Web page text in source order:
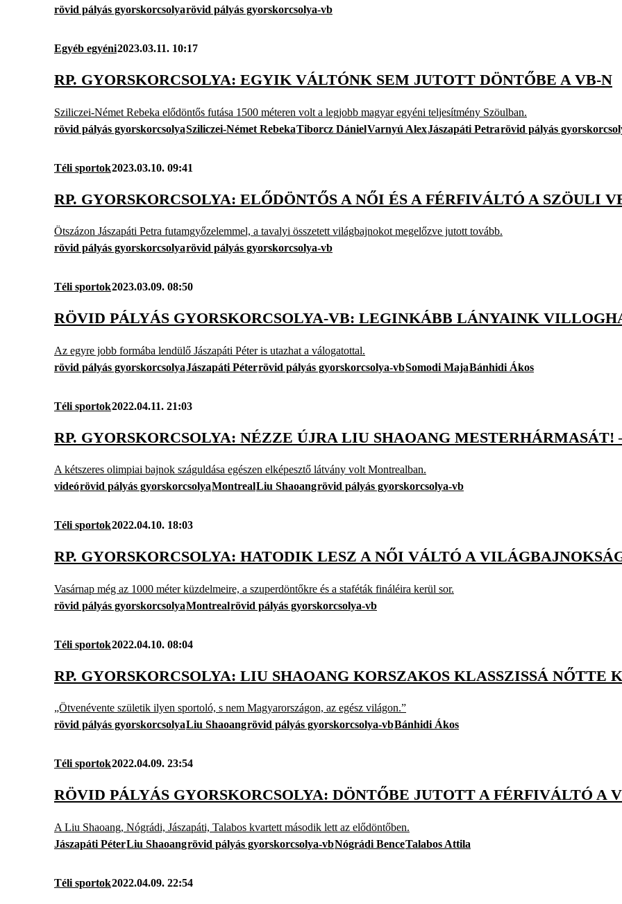
rövid pályás gyorskorcsolyarövid pályás gyorskorcsolya-vb
Egyéb egyéni2023.03.11. 10:17
RP. GYORSKORCSOLYA: EGYIK VÁLTÓNK SEM JUTOTT DÖNTŐBE A VB-N
Sziliczei-Német Rebeka elődöntős futása 1500 méteren volt a legjobb magyar egyéni teljesítmény Szöulban.
rövid pályás gyorskorcsolyaSziliczei-Német RebekaTiborcz DánielVarnyú AlexJászapáti Petrarövid pályás
Téli sportok2023.03.10. 09:41
RP. GYORSKORCSOLYA: ELŐDÖNTŐS A NŐI ÉS A FÉRFIVÁLTÓ A SZÖULI
Ötszázon Jászapáti Petra futamgyőzelemmel, a tavalyi összetett világbajnokot megelőzve jutott tovább.
rövid pályás gyorskorcsolyarövid pályás gyorskorcsolya-vb
Téli sportok2023.03.09. 08:50
RÖVID PÁLYÁS GYORSKORCSOLYA-VB: LEGINKÁBB LÁNYAINK
Az egyre jobb formába lendülő Jászapáti Péter is utazhat a válogatottal.
rövid pályás gyorskorcsolyaJászapáti Péterrövid pályás gyorskorcsolya-vbSomodi MajaBánhidi Ákos
Téli sportok2022.04.11. 21:03
RP. GYORSKORCSOLYA: NÉZZE ÚJRA LIU SHAOANG MESTERHÁRMASÁT!
A kétszeres olimpiai bajnok száguldása egészen elképesztő látvány volt Montrealban.
videórövid pályás gyorskorcsolyaMontrealLiu Shaoangrövid pályás gyorskorcsolya-vb
Téli sportok2022.04.10. 18:03
RP. GYORSKORCSOLYA: HATODIK LESZ A NŐI VÁLTÓ A
Vasárnap még az 1000 méter küzdelmeire, a szuperdöntőkre és a staféták fináléira kerül sor.
rövid pályás gyorskorcsolyaMontrealrövid pályás gyorskorcsolya-vb
Téli sportok2022.04.10. 08:04
RP. GYORSKORCSOLYA: LIU SHAOANG KORSZAKOS KLASSZISSÁ
„Ötvenévente születik ilyen sportoló, s nem Magyarországon, az egész világon.”
rövid pályás gyorskorcsolyaLiu Shaoangrövid pályás gyorskorcsolya-vbBánhidi Ákos
Téli sportok2022.04.09. 23:54
RÖVID PÁLYÁS GYORSKORCSOLYA: DÖNTŐBE JUTOTT A FÉRFIVÁLTÓ A
A Liu Shaoang, Nógrádi, Jászapáti, Talabos kvartett második lett az elődöntőben.
Jászapáti PéterLiu Shaoangrövid pályás gyorskorcsolya-vbNógrádi BenceTalabos Attila
Téli sportok2022.04.09. 22:54